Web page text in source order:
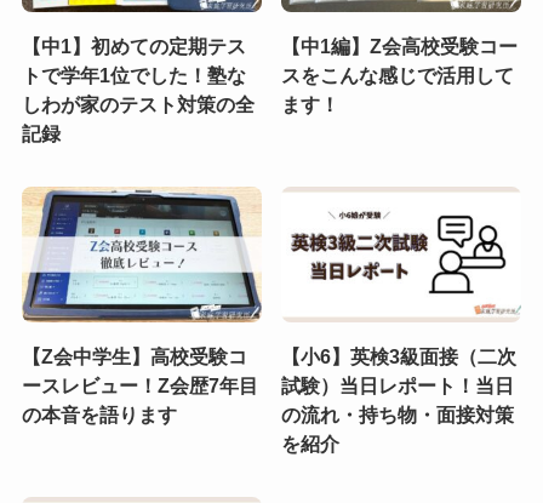
【中1】初めての定期テス
トで学年1位でした！塾な
しわが家のテスト対策の全
記録
【中1編】Z会高校受験コー
スをこんな感じで活用して
ます！
【Z会中学生】高校受験コ
ースレビュー！Z会歴7年目
の本音を語ります
【小6】英検3級面接（二次
試験）当日レポート！当日
の流れ・持ち物・面接対策
を紹介